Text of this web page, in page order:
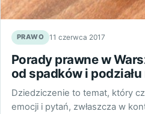
PRAWO 11 czerwca 2017
Porady prawne w
od spadków i
Dziedziczenie to temat, który
emocji i pytań, zwłaszcza w